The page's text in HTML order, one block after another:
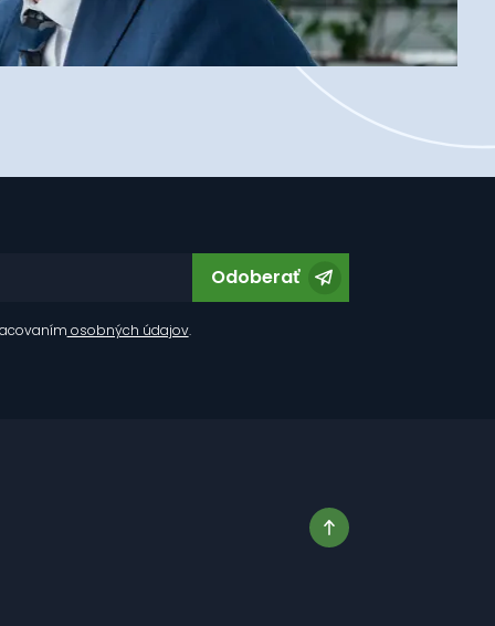
Odoberať
osobných údajov.